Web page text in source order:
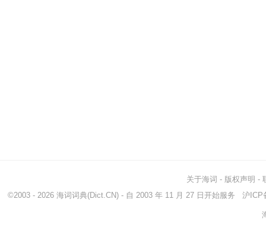
关于海词 - 版权声明 -
©2003 - 2026 海词词典(Dict.CN) - 自 2003 年 11 月 27 日开始服务 沪ICP